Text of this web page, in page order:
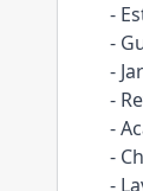
-
-
-
-
-
-
-